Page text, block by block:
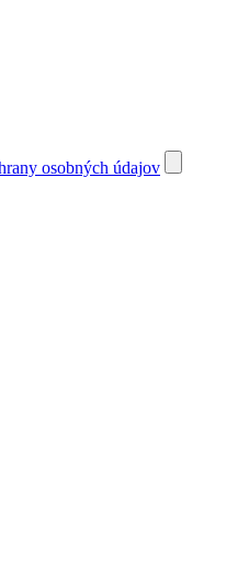
osobných údajov